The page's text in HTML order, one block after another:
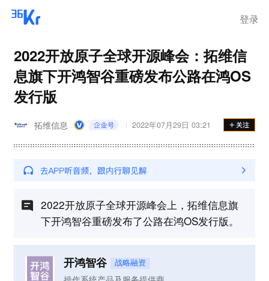
登录
2022开放原子全球开源峰会：拓维信
息旗下开鸿智谷重磅发布公路在鸿OS
发行版
拓维信息 2022年07月29日 03:21
2022开放原子全球开源峰会上，拓维信息旗
下开鸿智谷重磅发布了公路在鸿OS发行版。
开鸿智谷 战略融资